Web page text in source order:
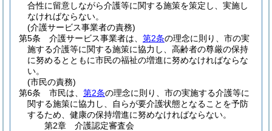
合性に留意しながら介護等に関する施策を策定し、実施し
なければならない。
(介護サービス事業者の責務)
第5条
介護サービス事業者は、 第2条の理念に則り、市の実
施する介護等に関する施策に協力し、高齢者の尊厳の保持
に努めるとともに市民の福祉の増進に努めなければならな
い。
(市民の責務)
第6条
市民は、 第2条の理念に則り、市の実施する介護等に
関する施策に協力し、自らが要介護状態となることを予防
するため、健康の保持増進に努めなければならない。
第2章
介護認定審査会